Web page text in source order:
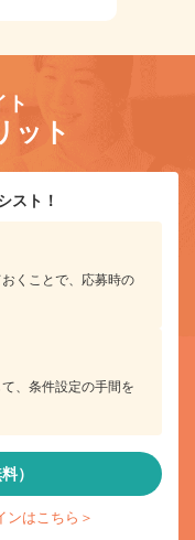
ト
ット
スト！
くことで、応募時の
、条件設定の手間を
）
ンはこちら＞